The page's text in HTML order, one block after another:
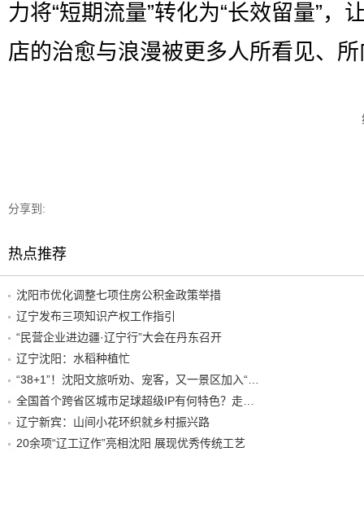
力将“短期流量”转化为“长效留量”，
店的治愈与浪漫被更多人所看见、
分享到:
热点推荐
沈阳市优化调整七项住房公积金政策举措
辽宁发布三项知识产权工作指引
“民营企业进边疆·辽宁行”大会在丹东召开
辽宁沈阳：水稻种植忙
辽宁新宾：山间小花环织就乡村振兴路
20余项“辽工辽作”亮相沈阳 展现优秀传统工艺